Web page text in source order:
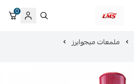
متجر لمسات الشرقية لزينة سيارات LMS
0
ملمعات ميجوايرز